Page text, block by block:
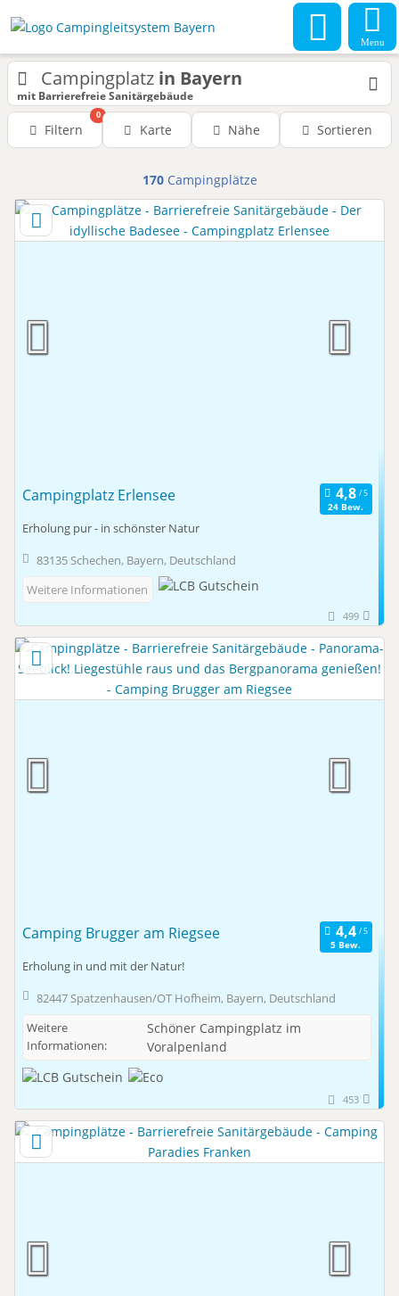
Menu
Campingplatz in Bayern
mit Barrierefreie Sanitärgebäude
Filtern
0
Karte Nähe Sortieren
170Campingplätze
Campingplatz Erlensee
24 Bew.
Erholung pur - in schönster Natur
83135 Schechen, Bayern, Deutschland
Weitere Informationen
499
Camping Brugger am Riegsee
5 Bew.
Erholung in und mit der Natur!
82447 Spatzenhausen/OT Hofheim, Bayern, Deutschland
Weitere
Informationen:
Schöner Campingplatz im
Voralpenland
453